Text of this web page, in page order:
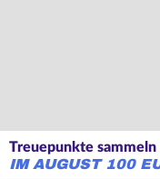
Treuepunkte sammeln
IM AUGUST 100